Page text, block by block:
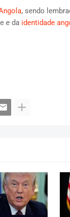
, sendo
e da identidade